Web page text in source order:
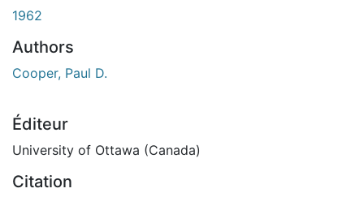
1962
Authors
Cooper, Paul D.
Éditeur
University of Ottawa (Canada)
Citation